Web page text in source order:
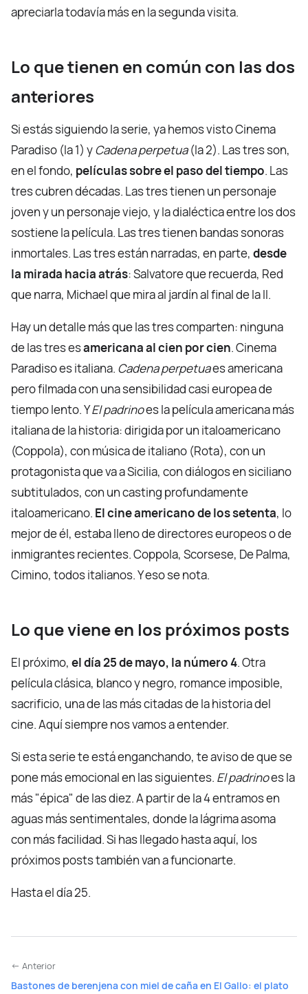
apreciarla todavía más en la segunda visita.
Lo que tienen en común con las dos
anteriores
Si estás siguiendo la serie, ya hemos visto Cinema
Paradiso (la 1) yCadena perpetua(la 2). Las tres son,
en el fondo, películas sobre el paso del tiempo. Las
tres cubren décadas. Las tres tienen un personaje
joven y un personaje viejo, y la dialéctica entre los dos
sostiene la película. Las tres tienen bandas sonoras
inmortales. Las tres están narradas, en parte, desde
la mirada hacia atrás: Salvatore que recuerda, Red
que narra, Michael que mira al jardín al final de la II.
Hay un detalle más que las tres comparten: ninguna
de las tres esamericana al cien por cien. Cinema
Paradiso es italiana. Cadena perpetuaes americana
pero filmada con una sensibilidad casi europea de
tiempo lento. YEl padrinoes la película americana más
italiana de la historia: dirigida por un italoamericano
(Coppola), con música de italiano (Rota), con un
protagonista que va a Sicilia, con diálogos en siciliano
subtitulados, con un casting profundamente
italoamericano. El cine americano de los setenta, lo
mejor de él, estaba lleno de directores europeos o de
inmigrantes recientes. Coppola, Scorsese, De Palma,
Cimino, todos italianos. Y eso se nota.
Lo que viene en los próximos posts
El próximo, el día 25 de mayo, la número 4. Otra
película clásica, blanco y negro, romance imposible,
sacrificio, una de las más citadas de la historia del
cine. Aquí siempre nos vamos a entender.
Si esta serie te está enganchando, te aviso de que se
pone más emocional en las siguientes. El padrinoes la
más "épica" de las diez. A partir de la 4 entramos en
aguas más sentimentales, donde la lágrima asoma
con más facilidad. Si has llegado hasta aquí, los
próximos posts también van a funcionarte.
Hasta el día 25.
← Anterior
Bastones de berenjena con miel de caña en El Gallo: el plato